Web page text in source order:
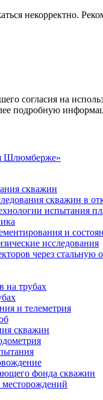
некорректно.
согласия на
подробную
скважин
скважин в
испытания
и
исследования
через
на трубах
и телеметрия
скважин
фонда скважин